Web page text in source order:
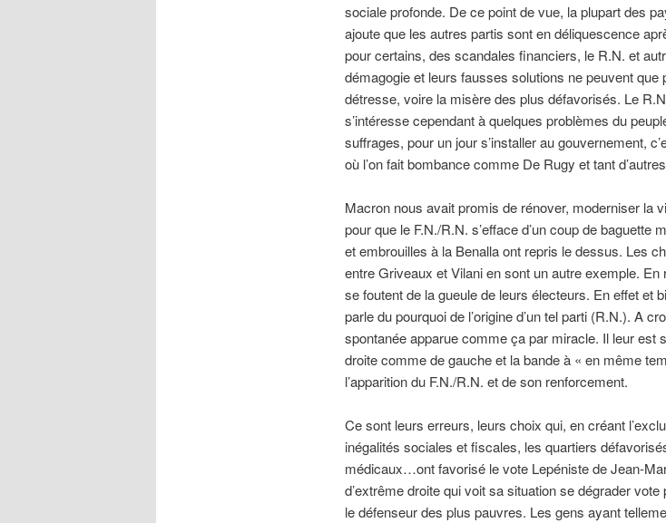
sociale profonde. De ce point de vue, la plupart des
ajoute que les autres partis sont en déliquescence
pour certains, des scandales financiers, le R.N. et
démagogie et leurs fausses solutions ne peuvent
détresse, voire la misère des plus défavorisés. Le
s’intéresse cependant à quelques problèmes du
suffrages, pour un jour s’installer au gouvernement,
où l’on fait bombance comme De Rugy et tant
Macron nous avait promis de rénover, moderniser la
pour que le F.N./R.N. s’efface d’un coup de baguette
et embrouilles à la Benalla ont repris le dessus. Les
entre Griveaux et Vilani en sont un autre exemple.
se foutent de la gueule de leurs électeurs. En effet et
parle du pourquoi de l’origine d’un tel parti (R.N.). A
spontanée apparue comme ça par miracle. Il leur est
droite comme de gauche et la bande à « en même
l’apparition du F.N./R.N. et de son renforcement.
Ce sont leurs erreurs, leurs choix qui, en créant
inégalités sociales et fiscales, les quartiers
médicaux…ont favorisé le vote Lepéniste de Jean-
d’extrême droite qui voit sa situation se dégrader
le défenseur des plus pauvres. Les gens ayant